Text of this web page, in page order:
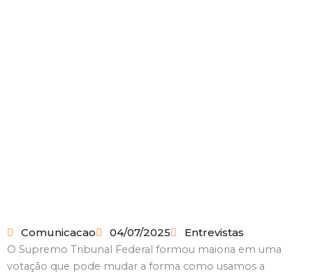
Comunicacao 04/07/2025 Entrevistas
O Supremo Tribunal Federal formou maioria em uma
votação que pode mudar a forma como usamos a